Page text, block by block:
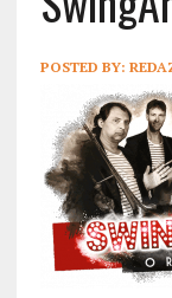
POSTED BY: